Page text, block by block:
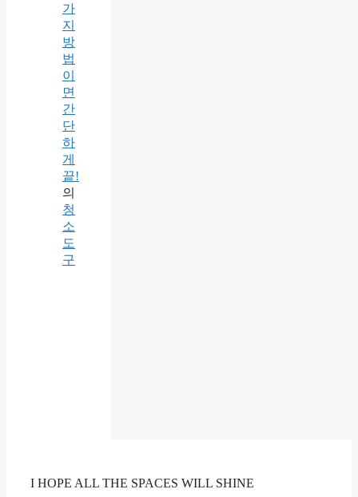
가
지
방
법
이
면
간
단
하
게
끝!
의
청
소
도
구
I HOPE ALL THE SPACES WILL SHINE